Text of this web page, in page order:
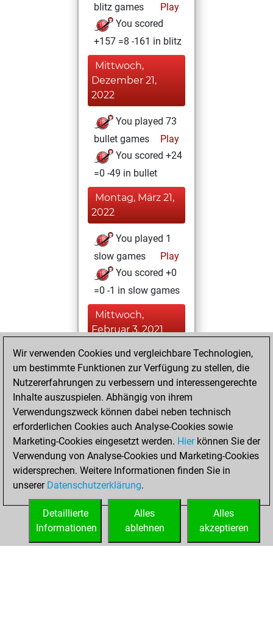
blitz games
Play
You scored
+157 =8 -161 in blitz
Mittwoch,
Dezember 21,
2022
You played 73
bullet games
Play
You scored +24
=0 -49 in bullet
Montag, März 21,
2022
You played 1
slow games
Play
You scored +0
=0 -1 in slow games
Mittwoch,
Februar 3, 2021
You achieved a
BeautyScore of 8
Fritz
achieved a new Elo
of 1585
Dienstag,
Februar 2, 2021
You created
your Fritz account
Wir verwenden Cookies und vergleichbare Technologien,
um bestimmte Funktionen zur Verfügung zu stellen, die
Nutzererfahrungen zu verbessern und interessengerechte
Inhalte auszuspielen. Abhängig von ihrem
Verwendungszweck können dabei neben technisch
erforderlichen Cookies auch Analyse-Cookies sowie
Marketing-Cookies eingesetzt werden. Hierkönnen Sie der
Verwendung von Analyse-Cookies und Marketing-Cookies
widersprechen. Weitere Informationen finden Sie in
unserer Datenschutzerklärung.
Alles
akzeptieren
Alles
ablehnen
Detaillierte
Informationen